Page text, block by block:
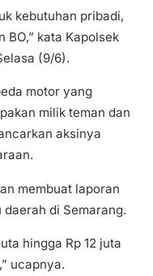
kebutuhan pribadi,
kata Kapolsek
(9/6).
motor yang
milik teman dan
aksinya
membuat laporan
di Semarang.
hingga Rp 12 juta
ucapnya.